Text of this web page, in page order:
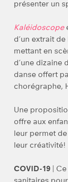
présenter un
Kaléidoscope
d’un extrait
mettant en
d’une dizaine
danse offert
chorégraphe,
Une
offre aux
leur permet
leur créativité!
COVID-19
|